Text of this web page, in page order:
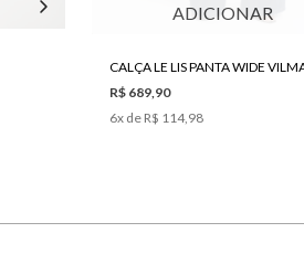
ADICIONAR
R$ 689,90
6x de R$ 114,98